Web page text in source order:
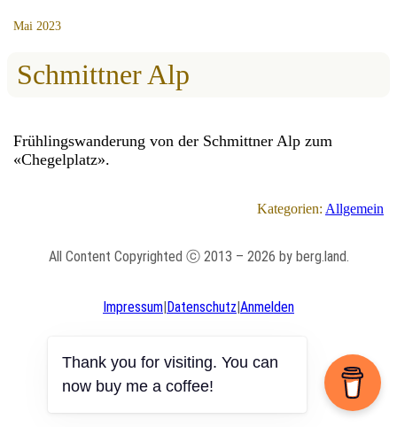
Mai 2023
Schmittner Alp
Frühlingswanderung von der Schmittner Alp zum
«Chegelplatz».
Kategorien: Allgemein
All Content Copyrighted ⓒ 2013 – 2026 by berg.land.
Impressum|Datenschutz|Anmelden
Thank you for visiting. You can
now buy me a coffee!